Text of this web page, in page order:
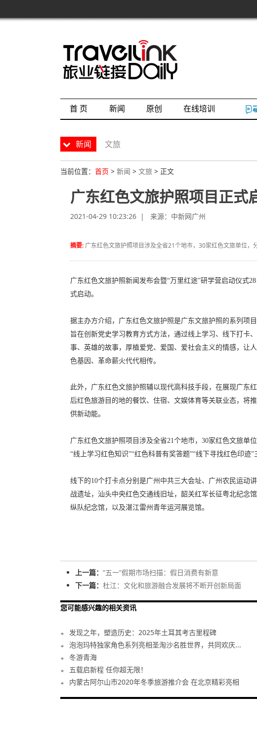
首 页 新闻 原创 在线培训
新闻 文旅
当前位置： 首页 > 新闻 > 文旅 > 正文
广东红色文旅护照项目正式
2021-04-29 10:23:26 | 来源： 中新网广州
摘要: 广东红色文旅护照项目涉及全省21个地市，30家红色文旅单位，
广东红色文旅护照新闻发布会暨“万里红途”研学营启动仪式
式启动。
据主办方介绍，广东红色文旅护照是广东文旅护照的系列项
旨在创新党史学习教育方式方法，通过线上学习、线下打卡
事、英雄的故事，厚植爱党、爱国、爱社会主义的情感，让
色基因、革命薪火代代相传。
此外，广东红色文旅护照辅以现代高科技手段，在展现广东
后红色旅游目的地的餐饮、住宿、文娱体育等关联业态，将
供新动能。
广东红色文旅护照项目涉及全省21个地市，30家红色文旅单
“线上学习红色知识”“红色科普有奖答题”“线下寻找红色印迹”
线下的10个打卡点分别是广州中共三大会址、广州农民运动
战遗址，汕头中央红色交通线旧址，韶关红军长征粤北纪念
纵队纪念馆，以及湛江雷州青年运河展览馆。
上一篇： “五一”假期市场扫描：假日消费有新意
下一篇： 杜江：文化和旅游融合发展将不断开创新局面
您可能感兴趣的相关资讯
发现之年，塑造历史：2025年土耳其考古里程碑
泡泡玛特独家角色系列亮相圣淘沙名胜世界，共同欢庆...
冬游青海
五载启新程 任你超无限！
内蒙古阿尔山市2020年冬季旅游推介会 在北京精彩亮相